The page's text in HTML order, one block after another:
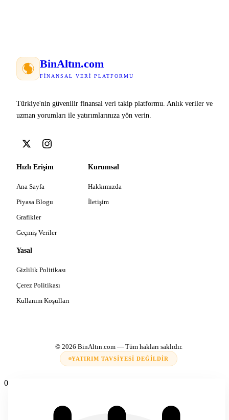
BinAltın.com
FINANSAL VERI PLATFORMU
Türkiye'nin güvenilir finansal veri takip platformu. Anlık veriler ve
uzman yorumları ile yatırımlarınıza yön verin.
Hızlı Erişim
Ana Sayfa
Piyasa Blogu
Grafikler
Geçmiş Veriler
Kurumsal
Hakkımızda
İletişim
Yasal
Gizlilik Politikası
Çerez Politikası
Kullanım Koşulları
© 2026 BinAltın.com— Tüm hakları saklıdır.
YATIRIM TAVSIYESI DEĞILDIR
0